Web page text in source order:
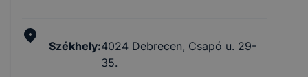
Székhely:4024 Debrecen, Csapó u. 29-
35.